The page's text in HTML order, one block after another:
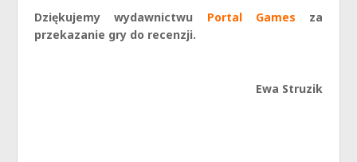
Dziękujemy wydawnictwu Portal Games za
przekazanie gry do recenzji.
Ewa Struzik